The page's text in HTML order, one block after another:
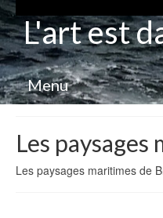
L'art est
Menu
Les paysages
Les paysages maritimes de